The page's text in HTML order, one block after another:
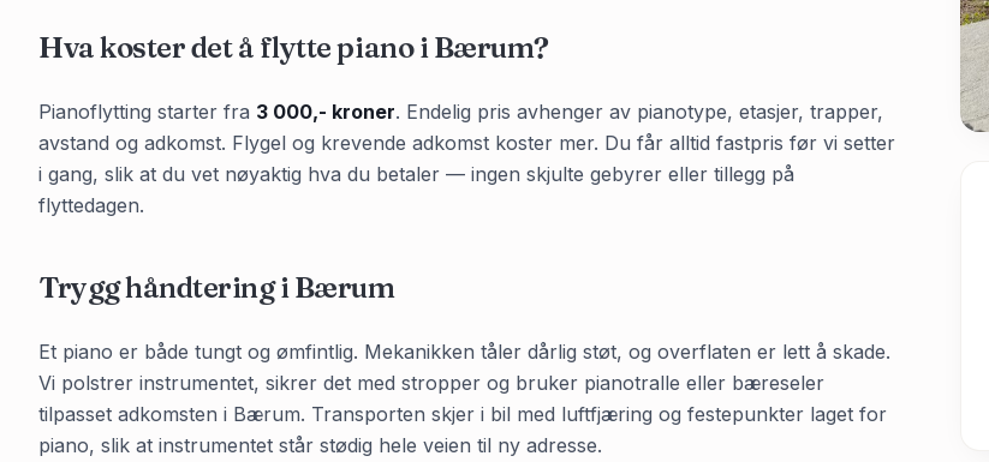
Hva koster det å flytte piano iBærum?
Pianoflytting starter fra 3 000,- kroner. Endelig pris avhenger av pianotype, etasjer, trapper,
avstand og adkomst. Flygel og krevende adkomst koster mer. Du får alltid fastpris før vi setter
i gang, slik at du vet nøyaktig hva du betaler — ingen skjulte gebyrer eller tillegg på
flyttedagen.
Trygg håndtering iBærum
Et piano er både tungt og ømfintlig. Mekanikken tåler dårlig støt, og overflaten er lett å skade.
Vi polstrer instrumentet, sikrer det med stropper og bruker pianotralle eller bæreseler
tilpasset adkomsten i Bærum. Transporten skjer i bil med luftfjæring og festepunkter laget for
piano, slik at instrumentet står stødig hele veien til ny adresse.